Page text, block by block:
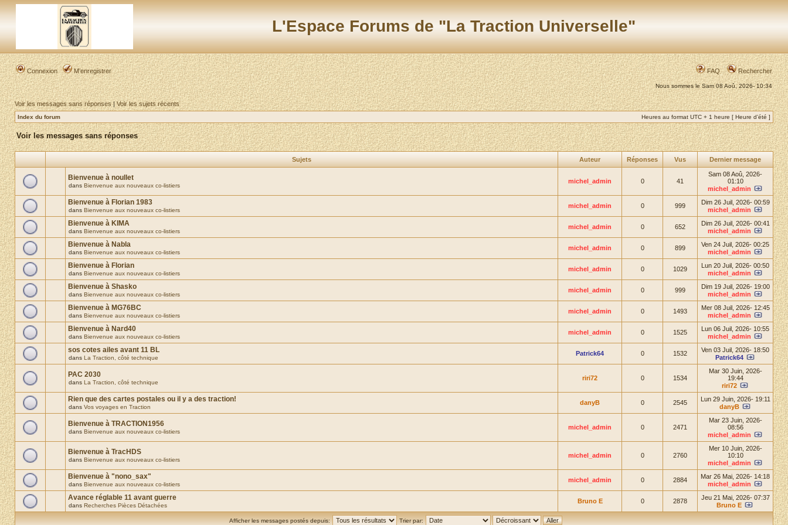
L'Espace Forums de "La Traction Universelle"
Connexion M’enregistrer FAQ Rechercher
Nous sommes le Sam 08 Aoû, 2026- 10:34
Voir les messages sans réponses|Voir les sujets récents
Index du forum Heures au format UTC + 1 heure [ Heure d’été ]
Voir les messages sans réponses
Sujets Auteur Réponses Vus Dernier message
Bienvenue à noullet
dans Bienvenue aux nouveaux co-listiers
michel_admin 0 41
Sam 08 Aoû, 2026-
01:10
michel_admin
Bienvenue à Florian 1983
dans Bienvenue aux nouveaux co-listiers
michel_admin 0 999
Dim 26 Juil, 2026- 00:59
michel_admin
Bienvenue à KIMA
dans Bienvenue aux nouveaux co-listiers
michel_admin 0 652
Dim 26 Juil, 2026- 00:41
michel_admin
Bienvenue à Nabla
dans Bienvenue aux nouveaux co-listiers
michel_admin 0 899
Ven 24 Juil, 2026- 00:25
michel_admin
Bienvenue à Florian
dans Bienvenue aux nouveaux co-listiers
michel_admin 0 1029
Lun 20 Juil, 2026- 00:50
michel_admin
Bienvenue à Shasko
dans Bienvenue aux nouveaux co-listiers
michel_admin 0 999
Dim 19 Juil, 2026- 19:00
michel_admin
Bienvenue à MG76BC
dans Bienvenue aux nouveaux co-listiers
michel_admin 0 1493
Mer 08 Juil, 2026- 12:45
michel_admin
Bienvenue à Nard40
dans Bienvenue aux nouveaux co-listiers
michel_admin 0 1525
Lun 06 Juil, 2026- 10:55
michel_admin
sos cotes ailes avant 11 BL
dans La Traction, côté technique
Patrick64 0 1532
Ven 03 Juil, 2026- 18:50
Patrick64
PAC 2030
dans La Traction, côté technique
riri72 0 1534
Mar 30 Juin, 2026-
19:44
riri72
Rien que des cartes postales ou il y a des traction!
dans Vos voyages en Traction
danyB 0 2545
Lun 29 Juin, 2026- 19:11
danyB
Bienvenue à TRACTION1956
dans Bienvenue aux nouveaux co-listiers
michel_admin 0 2471
Mar 23 Juin, 2026-
08:56
michel_admin
Bienvenue à TracHDS
dans Bienvenue aux nouveaux co-listiers
michel_admin 0 2760
Mer 10 Juin, 2026-
10:10
michel_admin
Bienvenue à "nono_sax"
dans Bienvenue aux nouveaux co-listiers
michel_admin 0 2884
Mar 26 Mai, 2026- 14:18
michel_admin
Avance réglable 11 avant guerre
dans Recherches Pièces Détachées
Bruno E 0 2878
Jeu 21 Mai, 2026- 07:37
Bruno E
Afficher les messages postés depuis: Trier par: